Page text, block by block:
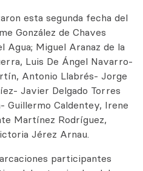
esta segunda fecha del
González de Chaves
Agua; Miguel Aranaz de la
Luis De Ángel Navarro-
Antonio Llabrés- Jorge
Javier Delgado Torres
Guillermo Caldentey, Irene
Martínez Rodríguez,
Jérez Arnau.
participantes